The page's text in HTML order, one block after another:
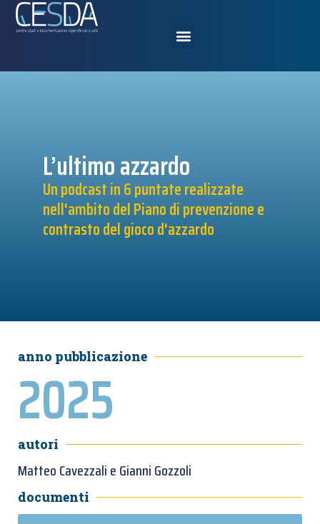
L’ultimo azzardo
Un podcast in 6 puntate realizzate
nell'ambito del Piano di prevenzione e
contrasto del gioco d'azzardo
anno pubblicazione
2025
autori
Matteo Cavezzali e Gianni Gozzoli
documenti